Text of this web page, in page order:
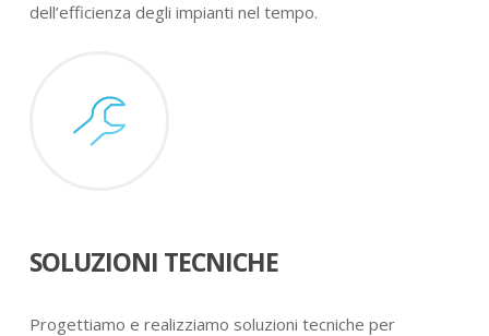
dell’efficienza degli impianti nel tempo.
SOLUZIONI TECNICHE
Progettiamo e realizziamo soluzioni tecniche per